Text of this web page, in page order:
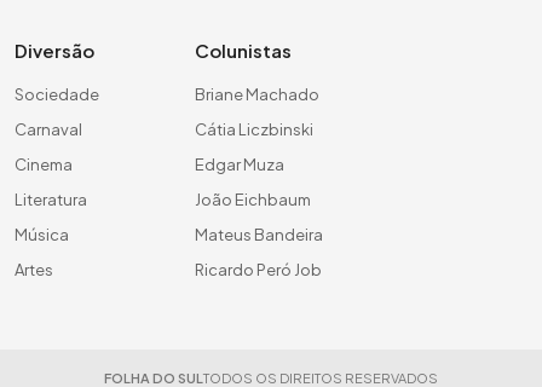
Diversão
Sociedade
Carnaval
Cinema
Literatura
Música
Artes
Colunistas
Briane Machado
Cátia Liczbinski
Edgar Muza
João Eichbaum
Mateus Bandeira
Ricardo Peró Job
FOLHA DO SUL TODOS OS DIREITOS RESERVADOS